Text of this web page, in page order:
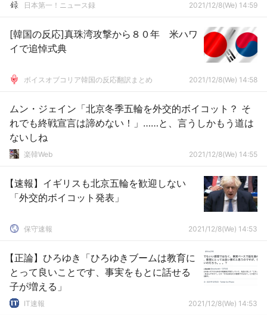
日本第一！ニュース録 2021/12/8(We) 14:59
[韓国の反応]真珠湾攻撃から８０年 米ハワ
イで追悼式典
ボイスオブコリア韓国の反応翻訳まとめ 2021/12/8(We) 14:58
ムン・ジェイン「北京冬季五輪を外交的ボイコット？ そ
れでも終戦宣言は諦めない！」……と、言うしかもう道は
ないしね
楽韓Web 2021/12/8(We) 14:55
【速報】イギリスも北京五輪を歓迎しない
「外交的ボイコット発表」
保守速報 2021/12/8(We) 14:53
【正論】ひろゆき「ひろゆきブームは教育に
とって良いことです、事実をもとに話せる
子が増える」
IT速報 2021/12/8(We) 14:53